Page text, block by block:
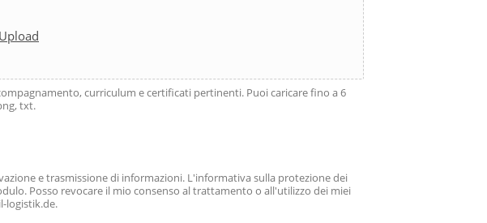
curriculum e certificati pertinenti. Puoi caricare fino a 6
txt.
e trasmissione di informazioni. L'informativa sulla protezione dei
Posso revocare il mio consenso al trattamento o all'utilizzo dei miei
logistik.de.